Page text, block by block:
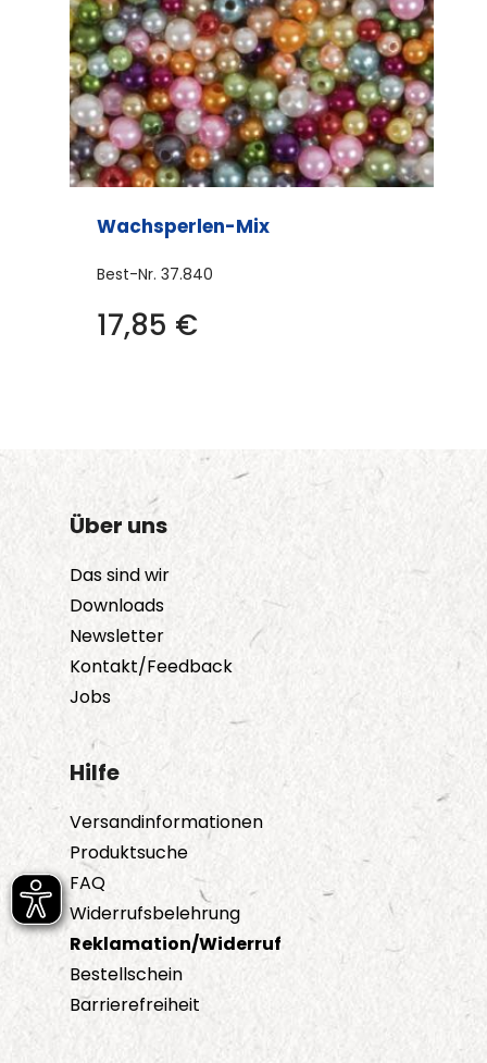
auf
der
Produktseite
gewählt
werden
Wachsperlen-Mix
Best-Nr. 37.840
17,85 €
Über uns
Das sind wir
Downloads
Newsletter
Kontakt/Feedback
Jobs
Hilfe
Versandinformationen
Produktsuche
FAQ
Widerrufsbelehrung
Reklamation/Widerruf
Bestellschein
Barrierefreiheit